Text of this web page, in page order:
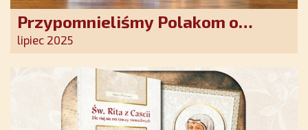
Przypomnieliśmy Polakom o
obecności Anioła Stróża!
lipiec 2025